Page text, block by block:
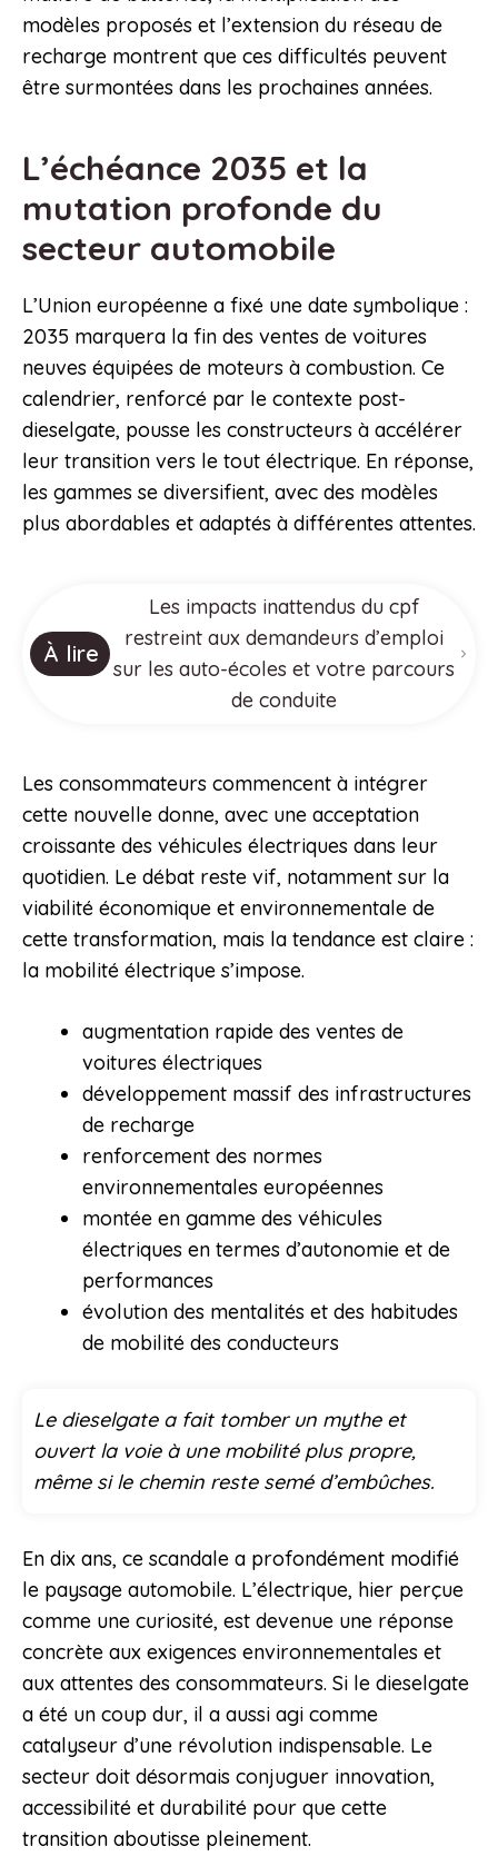
modèles proposés et l’extension du réseau de
recharge montrent que ces difficultés peuvent
être surmontées dans les prochaines années.
L’échéance 2035 et la
mutation profonde du
secteur automobile
L’Union européenne a fixé une date symbolique :
2035 marquera la fin des ventes de voitures
neuves équipées de moteurs à combustion. Ce
calendrier, renforcé par le contexte post-
dieselgate, pousse les constructeurs à accélérer
leur transition vers le tout électrique. En réponse,
les gammes se diversifient, avec des modèles
plus abordables et adaptés à différentes attentes.
À lire
Les impacts inattendus du cpf
restreint aux demandeurs d’emploi
sur les auto-écoles et votre parcours
de conduite
Les consommateurs commencent à intégrer
cette nouvelle donne, avec une acceptation
croissante des véhicules électriques dans leur
quotidien. Le débat reste vif, notamment sur la
viabilité économique et environnementale de
cette transformation, mais la tendance est claire :
la mobilité électrique s’impose.
augmentation rapide des ventes de
voitures électriques
développement massif des infrastructures
de recharge
renforcement des normes
environnementales européennes
montée en gamme des véhicules
électriques en termes d’autonomie et de
performances
évolution des mentalités et des habitudes
de mobilité des conducteurs
Le dieselgate a fait tomber un mythe et
ouvert la voie à une mobilité plus propre,
même si le chemin reste semé d’embûches.
En dix ans, ce scandale a profondément modifié
le paysage automobile. L’électrique, hier perçue
comme une curiosité, est devenue une réponse
concrète aux exigences environnementales et
aux attentes des consommateurs. Si le dieselgate
a été un coup dur, il a aussi agi comme
catalyseur d’une révolution indispensable. Le
secteur doit désormais conjuguer innovation,
accessibilité et durabilité pour que cette
transition aboutisse pleinement.